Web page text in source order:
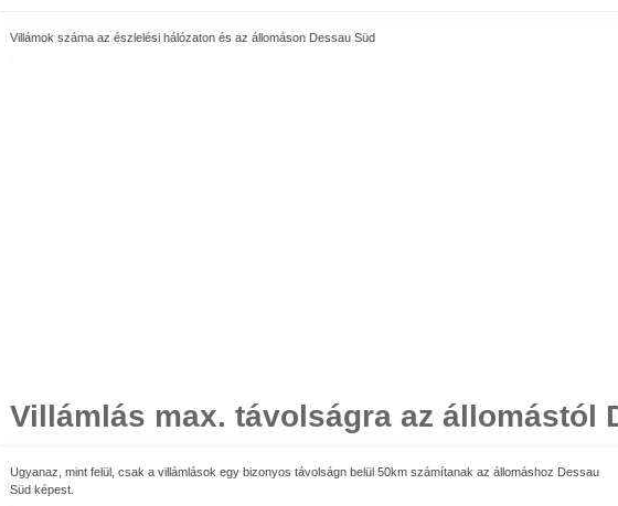
Villámok száma az észlelési hálózaton és az állomáson Dessau Süd
Villámlás max. távolságra az állomástól
Ugyanaz, mint felül, csak a villámlások egy bizonyos távolságn belül 50km számítanak az állomáshoz Dessau
Süd képest.